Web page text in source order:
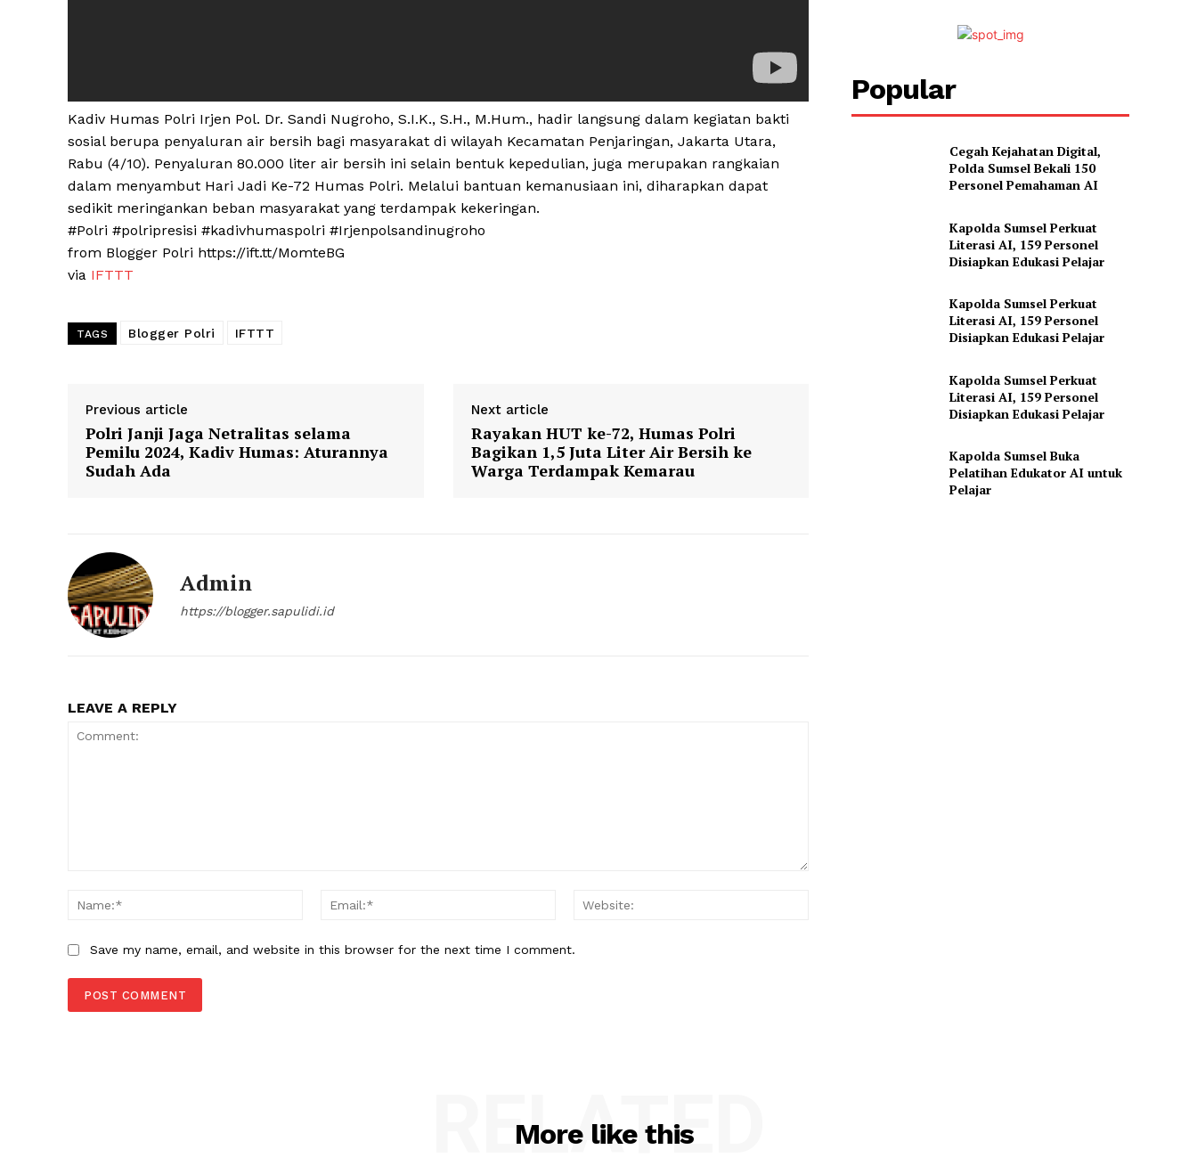
News Week
Magazine PRO
Klinik Gigi Terdekat
Klinik Gigi terbaik
Kadiv Humas Polri Irjen Pol. Dr. Sandi Nugroho, S.I.K., S.H., M.Hum., hadir langsung dalam kegiatan bakti
sosial berupa penyaluran air bersih bagi masyarakat di wilayah Kecamatan Penjaringan, Jakarta Utara,
Rabu (4/10). Penyaluran 80.000 liter air bersih ini selain bentuk kepedulian, juga merupakan rangkaian
dalam menyambut Hari Jadi Ke-72 Humas Polri. Melalui bantuan kemanusiaan ini, diharapkan dapat
sedikit meringankan beban masyarakat yang terdampak kekeringan.
#Polri #polripresisi #kadivhumaspolri #Irjenpolsandinugroho
from Blogger Polri https://ift.tt/MomteBG
via IFTTT
TAGS Blogger Polri IFTTT
Previous article
Polri Janji Jaga Netralitas selama
Pemilu 2024, Kadiv Humas: Aturannya
Sudah Ada
Next article
Rayakan HUT ke-72, Humas Polri
Bagikan 1,5 Juta Liter Air Bersih ke
Warga Terdampak Kemarau
Admin
https://blogger.sapulidi.id
LEAVE A REPLY
Name:*
Email:*
Save my name, email, and website in this browser for the next time I comment.
Popular
Cegah Kejahatan Digital,
Polda Sumsel Bekali 150
Personel Pemahaman AI
Kapolda Sumsel Perkuat
Literasi AI, 159 Personel
Disiapkan Edukasi Pelajar
Kapolda Sumsel Perkuat
Literasi AI, 159 Personel
Disiapkan Edukasi Pelajar
Kapolda Sumsel Perkuat
Literasi AI, 159 Personel
Disiapkan Edukasi Pelajar
Kapolda Sumsel Buka
Pelatihan Edukator AI untuk
Pelajar
More like this
RELATED